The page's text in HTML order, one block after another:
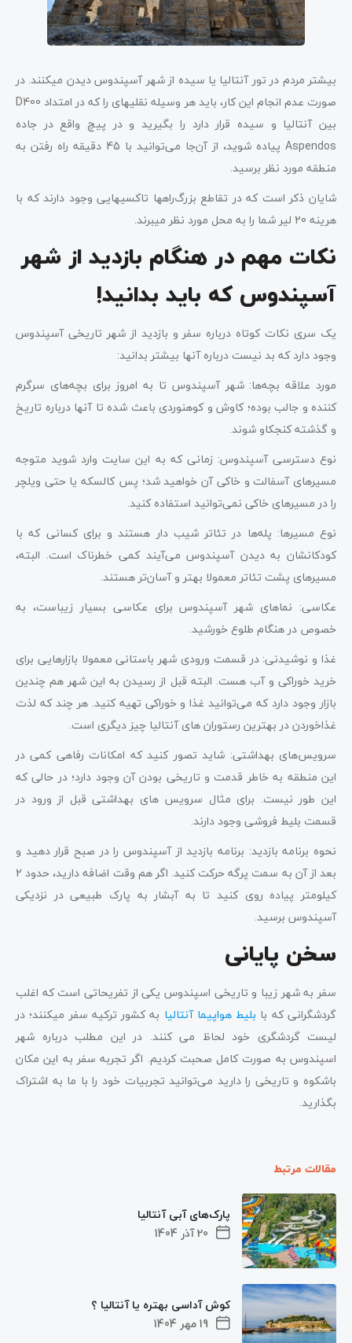
بیشتر مردم در تور آنتالیا یا سیده از شهر آسپندوس دیدن می­کنند. در
صورت عدم انجام این کار، باید هر وسیله نقلیه­ای را که در امتداد D400
بین آنتالیا و سیده قرار دارد را بگیرید و در پیچ واقع در جاده
Aspendos پیاده شوید، از آن‌جا می‌توانید با 45 دقیقه راه رفتن به
منطقه مورد نظر برسید.
شایان ذکر است که در تقاطع بزرگ‌راه­ها تاکسی­هایی وجود دارند که با
هرینه 20 لیر شما را به محل مورد نظر می­برند.
نکات مهم در هنگام بازدید از شهر
آسپندوس که باید بدانید!
یک سری نکات کوتاه درباره سفر و بازدید از شهر تاریخی آسپندوس
وجود دارد که بد نیست درباره آنها بیشتر بدانید:
مورد علاقه بچه‌ها: شهر آسپندوس تا به امروز برای بچه‌های سرگرم
کننده و جالب بوده؛ کاوش و کوهنوردی باعث شده تا آنها درباره تاریخ
و گذشته کنجکاو شوند.
نوع دسترسی آسپندوس: زمانی که به این سایت وارد شوید متوجه
مسیرهای آسفالت و خاکی آن خواهید شد؛ پس کالسکه یا حتی ویلچر
را در مسیرهای خاکی نمی‌توانید استفاده کنید.
نوع مسیرها: پله‌ها در تئاتر شیب دار هستند و برای کسانی که با
کودکانشان به دیدن آسپندوس می‌آیند کمی خطرناک است. البته،
مسیرهای پشت تئاتر معمولا بهتر و آسان‌تر هستند.
عکاسی: نماهای شهر آسپندوس برای عکاسی بسیار زیباست، به
خصوص در هنگام طلوع خورشید.
غذا و نوشیدنی: در قسمت ورودی شهر باستانی معمولا بازارهایی برای
خرید خوراکی و آب هست. البته قبل از رسیدن به این شهر هم چندین
بازار وجود دارد که می‌توانید غذا و خوراکی تهیه کنید. هر چند که لذت
غذاخوردن در بهترین رستوران‌ های آنتالیا چیز دیگری است.
سرویس‌های بهداشتی: شاید تصور کنید که امکانات رفاهی کمی در
این منطقه به خاطر قدمت و تاریخی بودن آن وجود دارد؛ در حالی که
این طور نیست. برای مثال سرویس های بهداشتی قبل از ورود در
قسمت بلیط فروشی وجود دارند.
نحوه برنامه بازدید: برنامه بازدید از آسپندوس را در صبح قرار دهید و
بعد از آن به سمت پرگه حرکت کنید. اگر هم وقت اضافه دارید، حدود 2
کیلومتر پیاده روی کنید تا به آبشار به پارک طبیعی در نزدیکی
آسپندوس برسید.
سخن پایانی
سفر به شهر زیبا و تاریخی اسپندوس یکی از تفریحاتی است که اغلب
گردشگرانی که با بلیط هواپیما آنتالیا به کشور ترکیه سفر میکنند؛ در
لیست گردشگری خود لحاظ می کنند. در این مطلب درباره شهر
اسپندوس به صورت کامل صحبت کردیم. اگر تجربه سفر به این مکان
باشکوه و تاریخی را دارید می‌توانید تجربیات خود را با ما به اشتراک
بگذارید.
مقالات مرتبط
20 آذر 1404
پارک‌های آبی آنتالیا
19 مهر 1404
کوش آداسی بهتره یا آنتالیا ؟